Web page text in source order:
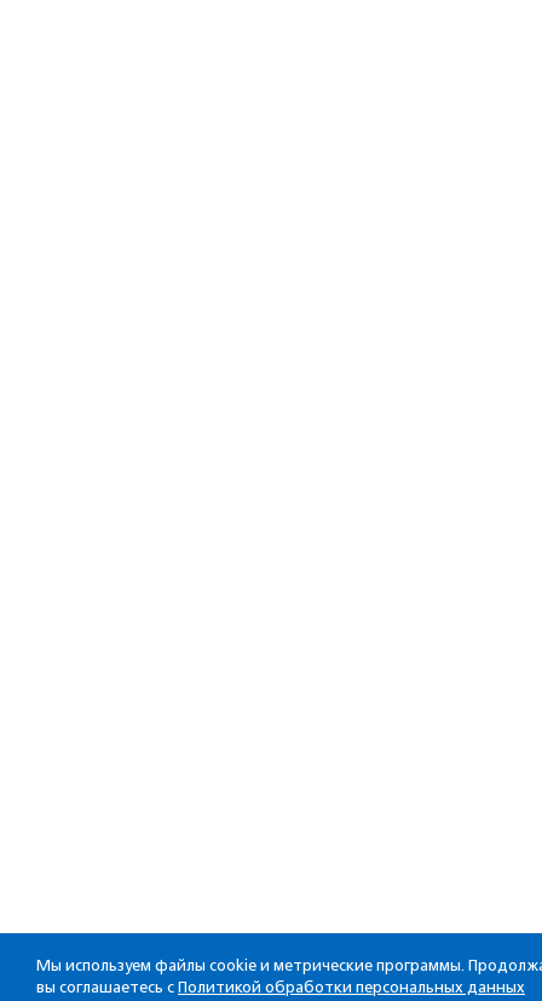
Мы используем файлы cookie и метрические программы.
вы соглашаетесь с Политикой обработки персональных данных